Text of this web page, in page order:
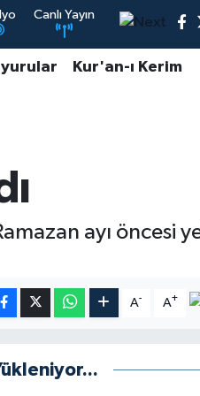
Canlı Yayın
Kur'an-ı Kerim
ayı öncesi
A- A+